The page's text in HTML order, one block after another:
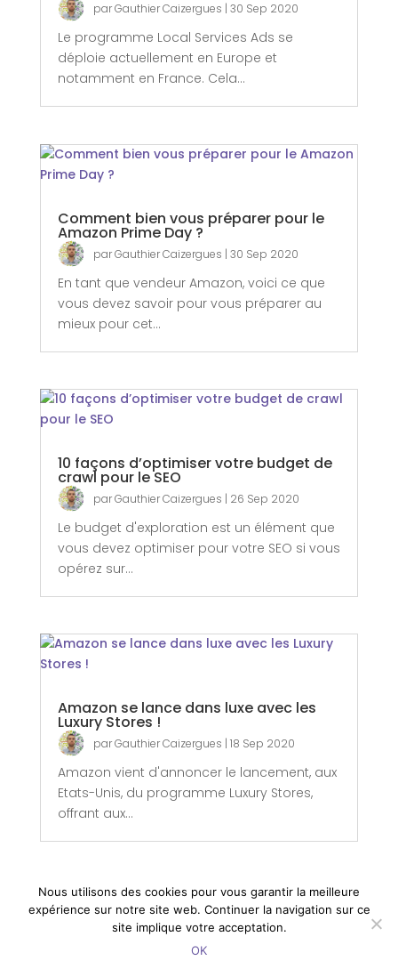
parGauthier Caizergues | 30 Sep 2020
Le programme Local Services Ads se
déploie actuellement en Europe et
notamment en France. Cela...
Comment bien vous préparer pour le
Amazon Prime Day ?
parGauthier Caizergues | 30 Sep 2020
En tant que vendeur Amazon, voici ce que
vous devez savoir pour vous préparer au
mieux pour cet...
10 façons d’optimiser votre budget de
crawl pour le SEO
parGauthier Caizergues | 26 Sep 2020
Le budget d'exploration est un élément que
vous devez optimiser pour votre SEO si vous
opérez sur...
Amazon se lance dans luxe avec les
Luxury Stores !
parGauthier Caizergues | 18 Sep 2020
Amazon vient d'annoncer le lancement, aux
Etats-Unis, du programme Luxury Stores,
offrant aux...
Nous utilisons des cookies pour vous garantir la meilleure
expérience sur notre site web. Continuer la navigation sur ce
site implique votre acceptation.
OK